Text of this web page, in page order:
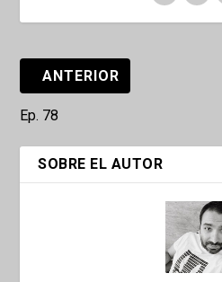
ANTERIOR
Ep. 78
SOBRE EL AUTOR